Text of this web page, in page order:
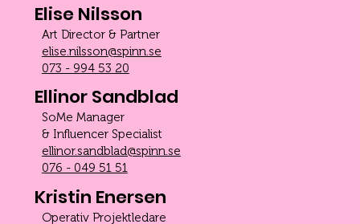
Elise Nilsson
Art Director & Partner
elise.nilsson@spinn.se
073 - 994 53 20
Ellinor Sandblad
SoMe Manager
& Influencer Specialist
ellinor.sandblad@spinn.se
076 - 049 51 51
Kristin Enersen
Operativ Projektledare